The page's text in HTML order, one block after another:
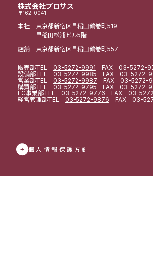
株式会社プロサス
〒162-0041
本社 東京都新宿区早稲田鶴巻町519
早稲田松浦ビル5階
店舗 東京都新宿区早稲田鶴巻町557
販売部TEL 03-5272-9991 FAX 03-5272-
設備部TEL 03-5272-9985 FAX 03-5272-
営業部TEL 03-5272-9987 FAX 03-5272-
購買部TEL 03-5272-9795 FAX 03-5272-
EC事業部TEL 03-5272-9776 FAX 03-
経営管理部TEL 03-5272-9876 FAX 03-
個人情報保護方針